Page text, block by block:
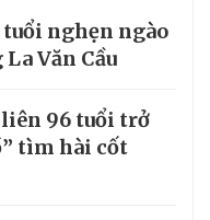
nghẹn ngào
Văn Cầu
liên 96 tuổi trở
tìm hài cốt